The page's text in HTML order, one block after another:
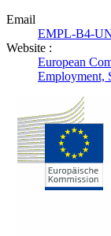
Email
EMPL-B4-
Website :
European
Employment,